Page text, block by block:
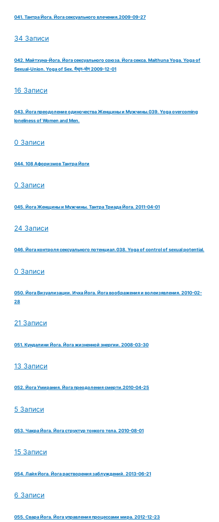
041. Тантра Йога. Йога сексуального влечения.2009-09-27
34 Записи
042. Майтхуна-Йога. Йога сексуального союза. Йога секса. Maithuna Yoga. Yoga of
Sexual-Union. Yoga of Sex. मैथुन-योग 2009-12-01
16 Записи
043. Йога преодоление одиночества Женщины и Мужчины.039. Yoga overcoming
loneliness of Women and Men.
0 Записи
044. 108 Афоризмов Тантра Йоги
0 Записи
045. Йога Женщины и Мужчины. Тантра Триада Йога. 2011-04-01
24 Записи
046. Йога контроля сексуального потенциал.038. Yoga of control of sexual potential.
0 Записи
050. Йога Визуализации. Ичха Йога. Йога воображения и волеизявления. 2010-02-
28
21 Записи
051. Кундалини Йога. Йога жизненной энергии. 2008-03-30
13 Записи
052. Йога Умирания. Йога преодоления смерти.2010-04-25
5 Записи
053. Чакра Йога. Йога структур тонкого тела. 2010-08-01
15 Записи
054. Лайя Йога. Йога растворения заблуждений. 2013-06-21
6 Записи
055. Свара Йога. Йога управления процессами мира. 2012-12-23